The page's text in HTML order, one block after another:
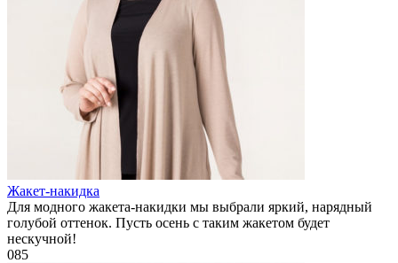
Жакет-накидка
Для модного жакета-накидки мы выбрали яркий, нарядный
голубой оттенок. Пусть осень с таким жакетом будет
нескучной!
085